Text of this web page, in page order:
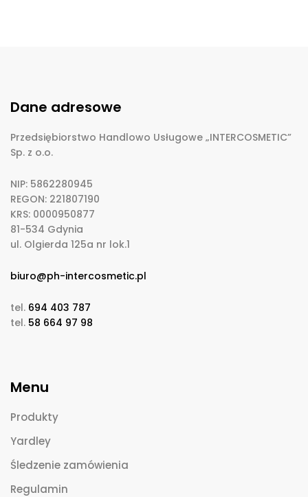
Dane adresowe
Przedsiębiorstwo Handlowo Usługowe „INTERCOSMETIC”
Sp. z o.o.
NIP: 5862280945
REGON: 221807190
KRS: 0000950877
81-534 Gdynia
ul. Olgierda 125a nr lok.1
biuro@ph-intercosmetic.pl
tel. 694 403 787
tel. 58 664 97 98
Menu
Produkty
Yardley
Śledzenie zamówienia
Regulamin